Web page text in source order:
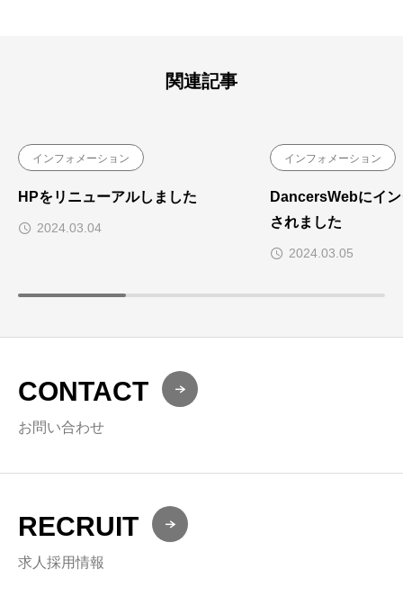
関連記事
インフォメーション
HPをリニューアルしました
2024.03.04
インフォメーション
DancersWebにイ
されました
2024.03.05
CONTACT
お問い合わせ
RECRUIT
求人採用情報